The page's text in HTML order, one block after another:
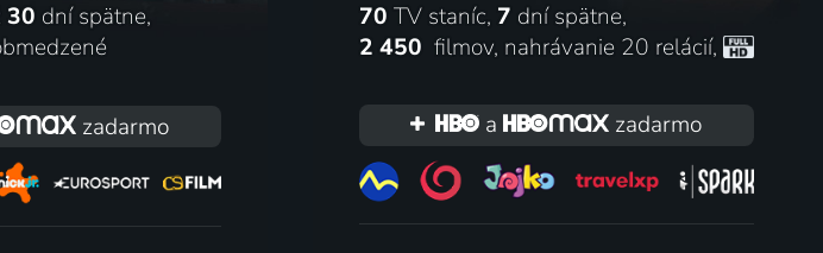
30 dní spätne,
zadarmo
70 TV staníc, 7 dní spätne,
2 450 filmov, nahrávanie 20 relácií,
a zadarmo